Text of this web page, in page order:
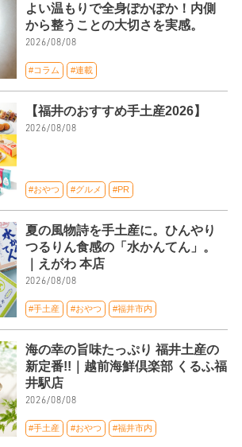
よい温もりで全身ぽかぽか！内側
から整うことの大切さを実感。
2026/08/08
#コラム #連載
【福井のおすすめ手土産2026】
2026/08/08
#おやつ #グルメ #PR
夏の風物詩を手土産に。ひんやり
つるりん食感の「水かんてん」。
｜えがわ 本店
2026/08/08
#手土産 #おやつ #福井市内
海の幸の旨味たっぷり 福井土産の
新定番!!｜越前海鮮倶楽部 くるふ福
井駅店
2026/08/08
#手土産 #おやつ #福井市内